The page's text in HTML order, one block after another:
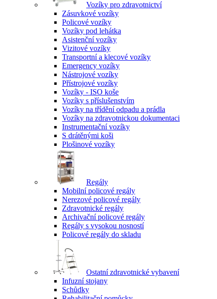
Vozíky pro zdravotnictví
Zásuvkové vozíky
Policové vozíky
Vozíky pod lehátka
Asistenční vozíky
Vizitové vozíky
Transportní a klecové vozíky
Emergency vozíky
Nástrojové vozíky
Přístrojové vozíky
Vozíky - ISO koše
Vozíky s příslušenstvím
Vozíky na třídění odpadu a prádla
Vozíky na zdravotnickou dokumentaci
Instrumentační vozíky
S drátěnými koši
Plošinové vozíky
Regály
Mobilní policové regály
Nerezové policové regály
Zdravotnické regály
Archivační policové regály
Regály s vysokou nosností
Policové regály do skladu
Ostatní zdravotnické vybavení
Infuzní stojany
Schůdky